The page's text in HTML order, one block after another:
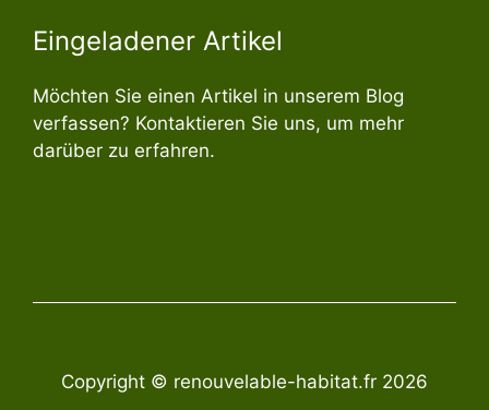
Eingeladener Artikel
Möchten Sie einen Artikel in unserem Blog
verfassen? Kontaktieren Sie uns, um mehr
darüber zu erfahren.
Copyright © renouvelable-habitat.fr 2026